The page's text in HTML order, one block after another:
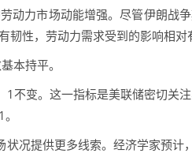
力市场动能增强。尽管伊朗战
性，劳动力需求受到的影响相对
本持平。
变。这一指标是美联储密切关
况提供更多线索。经济学家预计